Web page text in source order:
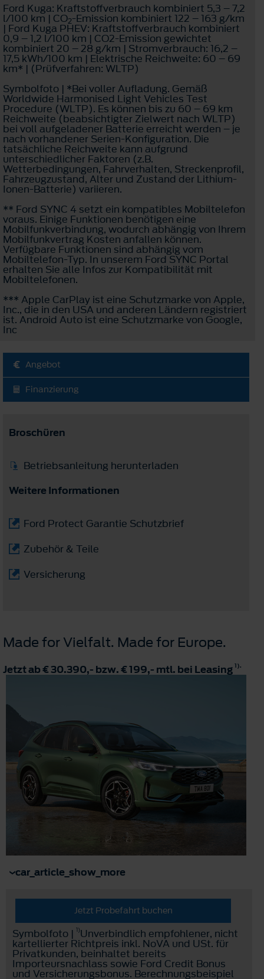
Ford Kuga: Kraftstoffverbrauch kombiniert 5,3 – 7,2
l/100 km | CO2-Emission kombiniert 122 – 163 g/km
| Ford Kuga PHEV: Kraftstoffverbrauch kombiniert
0,9 – 1,2 l/100 km | CO2-Emission gewichtet
kombiniert 20 – 28 g/km | Stromverbrauch: 16,2 –
17,5 kWh/100 km | Elektrische Reichweite: 60 – 69
km* | (Prüfverfahren: WLTP)
Symbolfoto | *Bei voller Aufladung. Gemäß
Worldwide Harmonised Light Vehicles Test
Procedure (WLTP). Es können bis zu 60 – 69 km
Reichweite (beabsichtigter Zielwert nach WLTP)
bei voll aufgeladener Batterie erreicht werden – je
nach vorhandener Serien-Konfiguration. Die
tatsächliche Reichweite kann aufgrund
unterschiedlicher Faktoren (z.B.
Wetterbedingungen, Fahrverhalten, Streckenprofil,
Fahrzeugzustand, Alter und Zustand der Lithium-
Ionen-Batterie) variieren.
** Ford SYNC 4 setzt ein kompatibles Mobiltelefon
voraus. Einige Funktionen benötigen eine
Mobilfunkverbindung, wodurch abhängig von Ihrem
Mobilfunkvertrag Kosten anfallen können.
Verfügbare Funktionen sind abhängig vom
Mobiltelefon-Typ. In unserem Ford SYNC Portal
erhalten Sie alle Infos zur Kompatibilität mit
Mobiltelefonen.
*** Apple CarPlay ist eine Schutzmarke von Apple,
Inc., die in den USA und anderen Ländern registriert
ist. Android Auto ist eine Schutzmarke von Google,
Inc
Angebot
Finanzierung
Broschüren
Betriebsanleitung herunterladen
Weitere Informationen
Ford Protect Garantie Schutzbrief
Zubehör & Teile
Versicherung
Made for Vielfalt. Made for Europe.
Jetzt ab € 30.390,- bzw. € 199,- mtl. bei Leasing 1).
car_article_show_more
Jetzt Probefahrt buchen
Symbolfoto | 1)Unverbindlich empfohlener, nicht
kartellierter Richtpreis inkl. NoVA und USt. für
Privatkunden, beinhaltet bereits
Importeursnachlass sowie Ford Credit Bonus
und Versicherungsbonus. Berechnungsbeispiel